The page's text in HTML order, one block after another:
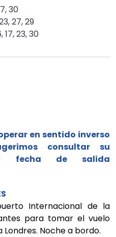
30
27, 29
17, 23, 30
en sentido inverso
consultar su
fecha de salida
Internacional de la
para tomar el vuelo
Noche a bordo.